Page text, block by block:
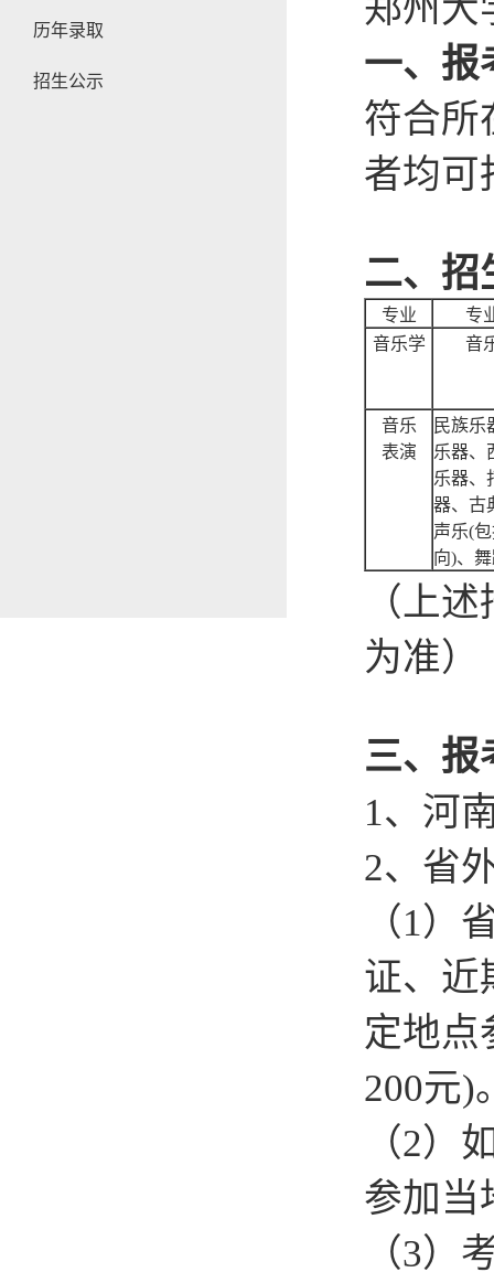
历年录取
招生公示
郑州大
一、报
符合所
者均可
二、招
专业
专
音乐学
音
音乐
表演
民族乐
乐器、
乐器、
器、古
声乐(
向)、
（上
为准）
三、报
1、河
2、省
（1）
证、近
定地点
200元)
（2）
参加当
（3）